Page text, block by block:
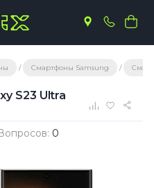
Смартфоны Samsung
S23 Ultra
0